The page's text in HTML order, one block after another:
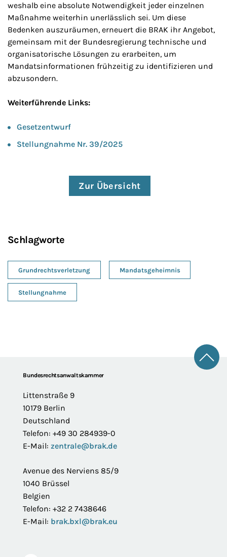
weshalb eine absolute Notwendigkeit jeder einzelnen
Maßnahme weiterhin unerlässlich sei. Um diese
Bedenken auszuräumen, erneuert die BRAK ihr Angebot,
gemeinsam mit der Bundesregierung technische und
organisatorische Lösungen zu erarbeiten, um
Mandatsinformationen frühzeitig zu identifizieren und
abzusondern.
Weiterführende Links:
Gesetzentwurf
Stellungnahme Nr. 39/2025
Zur Übersicht
Schlagworte
Grundrechtsverletzung Mandatsgeheimnis
Stellungnahme
FooterBundesrechtsanwaltskammer
Littenstraße 9
10179 Berlin
Deutschland
Telefon: +49 30 284939-0
E-Mail: zentrale@brak.de
Avenue des Nerviens 85/9
1040 Brüssel
Belgien
Telefon: +32 2 7438646
E-Mail: brak.bxl@brak.eu